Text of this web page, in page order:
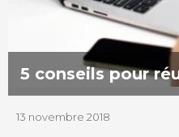
5 conseils pour
13 novembre 2018